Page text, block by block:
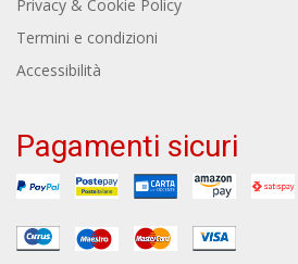
Privacy & Cookie Policy
Termini e condizioni
Accessibilità
Pagamenti sicuri